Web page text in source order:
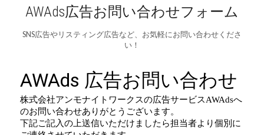
AWAds広告お問い合わせフォーム
SNS広告やリスティング広告など、お気軽にお問い合わせくださ
い！